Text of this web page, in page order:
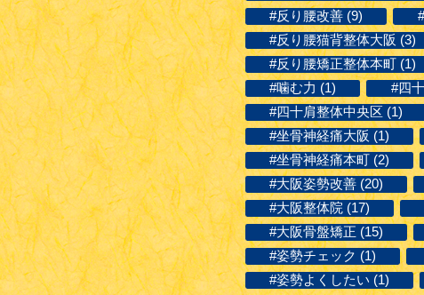
#反り腰改善 (9)
#反り腰猫背整体大阪 (3)
#反り腰矯正整体本町 (1)
#噛む力 (1)
#四
#四十肩整体中央区 (1)
#坐骨神経痛大阪 (1)
#坐骨神経痛本町 (2)
#大阪姿勢改善 (20)
#大阪整体院 (17)
#大阪骨盤矯正 (15)
#姿勢チェック (1)
#姿勢よくしたい (1)